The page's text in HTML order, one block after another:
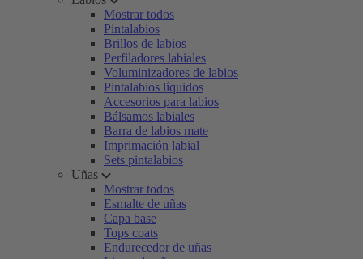
Mostrar todos
Pintalabios
Brillos de labios
Perfiladores labiales
Voluminizadores de labios
Pintalabios líquidos
Accesorios para labios
Bálsamos labiales
Barra de labios mate
Imprimación labial
Sets pintalabios
Uñas
Mostrar todos
Esmalte de uñas
Capa base
Tops coats
Endurecedor de uñas